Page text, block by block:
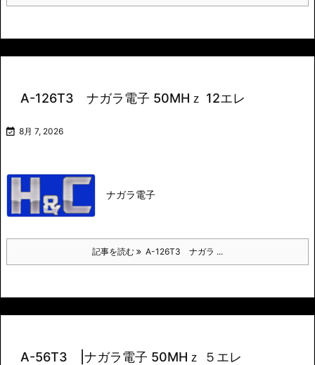
A-126T3 ナガラ電子 50MHｚ 12エレ
 8月 7, 2026
ナガラ電子
記事を読む A-126T3 ナガラ ...
A-56T3 |ナガラ電子 50MHｚ ５エレ